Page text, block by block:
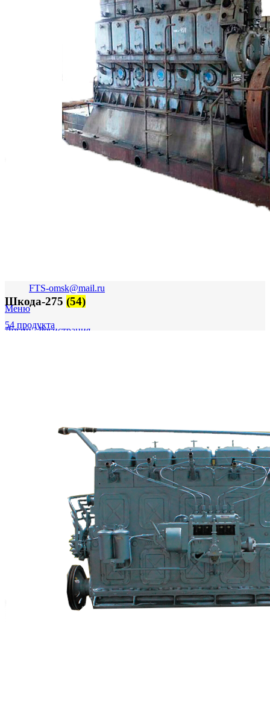
+7 (913) 672-49-54
FTS-omsk@mail.ru
Меню
Логин / Регистрация
Шкода-275 (54)
54 продукта